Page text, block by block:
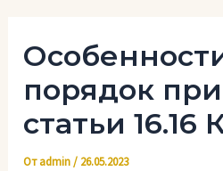
порядок
статьи
Отadmin/ 26.05.2023